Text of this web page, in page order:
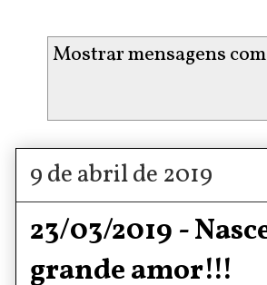
Mostrar mensagens
9 de abril de 2019
23/03/2019 -
grande amor!!!